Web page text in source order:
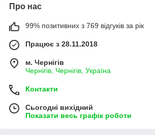
Про нас
99% позитивних з 769 відгуків за рік
Працює з 28.11.2018
м. Чернігів
Чернігів, Чернігів, Україна
Контакти
Сьогодні вихідний
Показати весь графік роботи